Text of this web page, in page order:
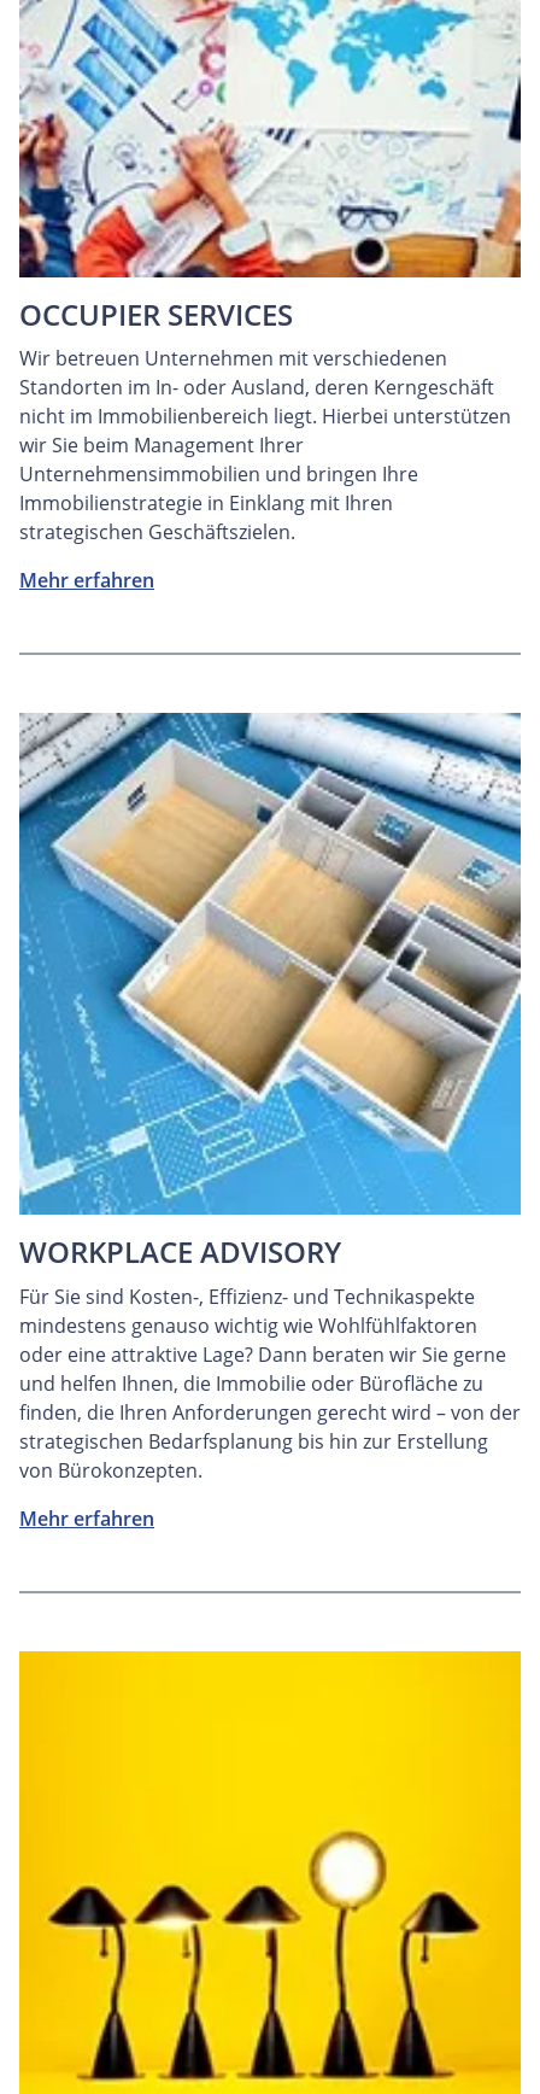
OCCUPIER SERVICES
Wir betreuen Unternehmen mit verschiedenen
Standorten im In- oder Ausland, deren Kerngeschäft
nicht im Immobilienbereich liegt. Hierbei unterstützen
wir Sie beim Management Ihrer
Unternehmensimmobilien und bringen Ihre
Immobilienstrategie in Einklang mit Ihren
strategischen Geschäftszielen.
Mehr erfahren
WORKPLACE ADVISORY
Für Sie sind Kosten-, Effizienz- und Technikaspekte
mindestens genauso wichtig wie Wohlfühlfaktoren
oder eine attraktive Lage? Dann beraten wir Sie gerne
und helfen Ihnen, die Immobilie oder Bürofläche zu
finden, die Ihren Anforderungen gerecht wird – von der
strategischen Bedarfsplanung bis hin zur Erstellung
von Bürokonzepten.
Mehr erfahren